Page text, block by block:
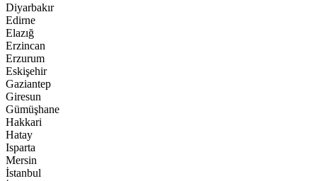
Diyarbakır
Edirne
Elazığ
Erzincan
Erzurum
Eskişehir
Gaziantep
Giresun
Gümüşhane
Hakkari
Hatay
Isparta
Mersin
İstanbul